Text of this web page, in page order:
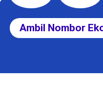
Ambil Nombor